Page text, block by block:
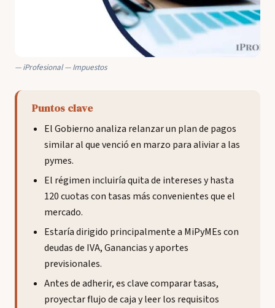
iProfesional — Impuestos
Puntos clave
El Gobierno analiza relanzar un plan de pagos
similar al que venció en marzo para aliviar a las
pymes.
El régimen incluiría quita de intereses y hasta
120 cuotas con tasas más convenientes que el
mercado.
Estaría dirigido principalmente a MiPyMEs con
deudas de IVA, Ganancias y aportes
previsionales.
Antes de adherir, es clave comparar tasas,
proyectar flujo de caja y leer los requisitos